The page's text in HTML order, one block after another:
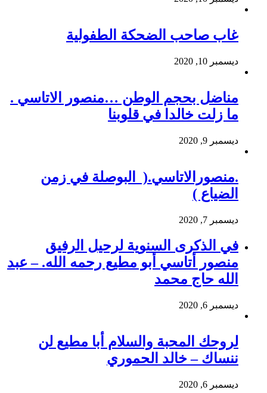
غاب صاحب الضحكة الطفولية
ديسمبر 10, 2020
مناضل بحجم الوطن …منصور الاتاسي .
ما زلت خالدا في قلوبنا
ديسمبر 9, 2020
.منصورالاتاسي.( البوصلة في زمن
الضياع )
ديسمبر 7, 2020
في الذكرى السنوية لرحيل الرفيق
منصور أتاسي أبو مطيع رحمه الله. – عبد
الله حاج محمد
ديسمبر 6, 2020
لروحك المحبة والسلام أبا مطيع لن
ننساك – خالد الحموري
ديسمبر 6, 2020